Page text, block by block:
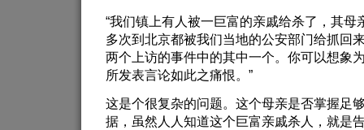
“我们镇上有人被一巨富的亲戚给杀了，其母
多次到北京都被我们当地的公安部门给抓回
两个上访的事件中的其中一个。你可以想象
所发表言论如此之痛恨。”
这是个很复杂的问题。这个母亲是否掌握足
据，虽然人人知道这个巨富亲戚杀人，就是